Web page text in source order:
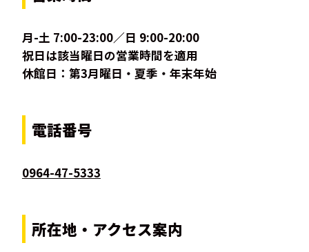
月-土 7:00-23:00／日 9:00-20:00
祝日は該当曜日の営業時間を適用
休館日：第3月曜日・夏季・年末年始
電話番号
0964-47-5333
所在地・アクセス案内